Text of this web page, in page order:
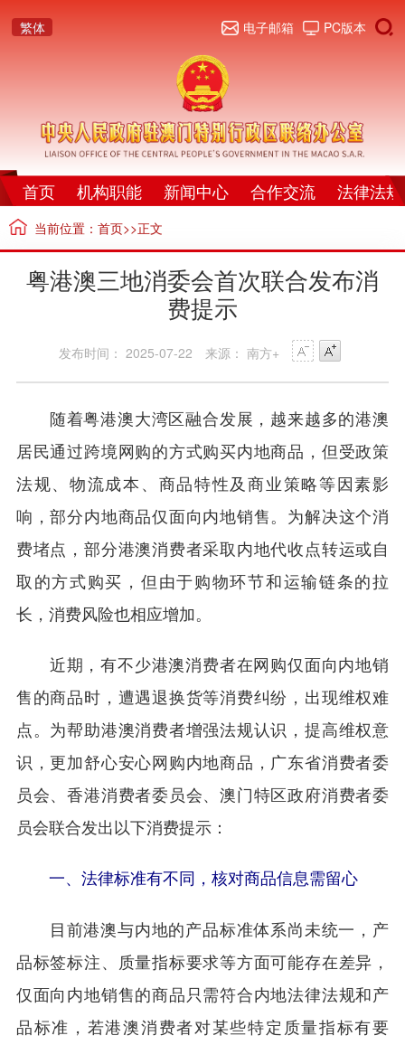
繁体 PC版本
电子邮箱
首页 机构职能 新闻中心 合作交流 法律法规
当前位置： 首页>>正文
粤港澳三地消委会首次联合发布消
费提示
发布时间： 2025-07-22 来源： 南方+
随着粤港澳大湾区融合发展，越来越多的港澳
居民通过跨境网购的方式购买内地商品，但受政策
法规、物流成本、商品特性及商业策略等因素影
响，部分内地商品仅面向内地销售。为解决这个消
费堵点，部分港澳消费者采取内地代收点转运或自
取的方式购买，但由于购物环节和运输链条的拉
长，消费风险也相应增加。
近期，有不少港澳消费者在网购仅面向内地销
售的商品时，遭遇退换货等消费纠纷，出现维权难
点。为帮助港澳消费者增强法规认识，提高维权意
识，更加舒心安心网购内地商品，广东省消费者委
员会、香港消费者委员会、澳门特区政府消费者委
员会联合发出以下消费提示：
一、法律标准有不同，核对商品信息需留心
目前港澳与内地的产品标准体系尚未统一，产
品标签标注、质量指标要求等方面可能存在差异，
仅面向内地销售的商品只需符合内地法律法规和产
品标准，若港澳消费者对某些特定质量指标有要